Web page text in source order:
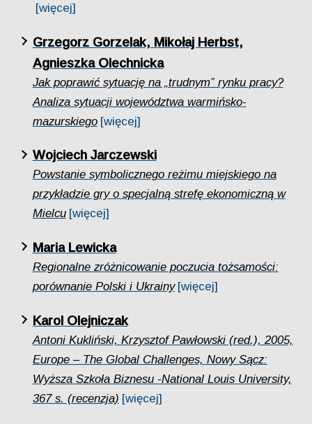
[więcej]
Grzegorz Gorzelak, Mikołaj Herbst,
Agnieszka Olechnicka
Jak poprawić sytuację na „trudnym” rynku pracy?
Analiza sytuacji województwa warmińsko-
mazurskiego [więcej]
Wojciech Jarczewski
Powstanie symbolicznego reżimu miejskiego na
przykładzie gry o specjalną strefę ekonomiczną w
Mielcu [więcej]
Maria Lewicka
Regionalne zróżnicowanie poczucia tożsamości:
porównanie Polski i Ukrainy [więcej]
Karol Olejniczak
Antoni Kukliński, Krzysztof Pawłowski (red.), 2005,
Europe – The Global Challenges, Nowy Sącz:
Wyższa Szkoła Biznesu -National Louis University,
367 s. (recenzja) [więcej]